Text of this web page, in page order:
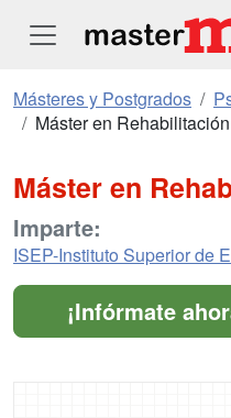
Másteres y Postgrados
Máster en
Máster en
Imparte:
ISEP-Instituto Superior de
¡Infórmate